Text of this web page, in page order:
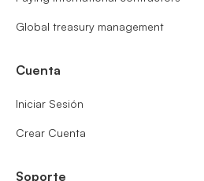
Global treasury management
Cuenta
Iniciar Sesión
Crear Cuenta
Soporte